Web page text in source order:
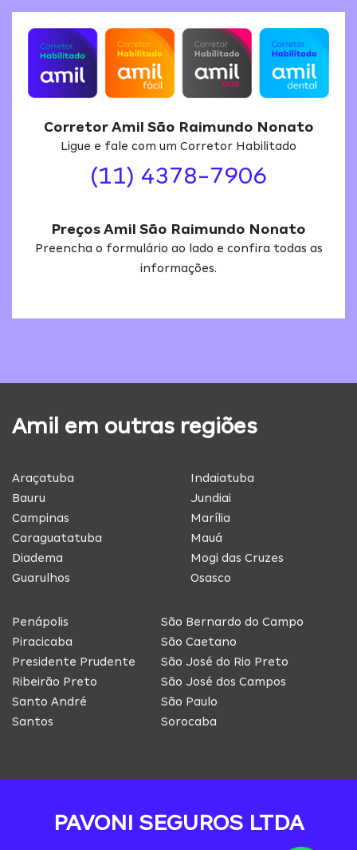
Corretor Amil São Raimundo Nonato
Ligue e fale com um Corretor Habilitado
(11) 4378-7906
Preços Amil São Raimundo Nonato
Preencha o formulário ao lado e confira todas as
informações.
Amil em outras regiões
Araçatuba
Bauru
Campinas
Caraguatatuba
Diadema
Guarulhos
Indaiatuba
Jundiai
Marília
Mauá
Mogi das Cruzes
Osasco
Penápolis
Piracicaba
Presidente Prudente
Ribeirão Preto
Santo André
Santos
São Bernardo do Campo
São Caetano
São José do Rio Preto
São José dos Campos
São Paulo
Sorocaba
PAVONI SEGUROS LTDA